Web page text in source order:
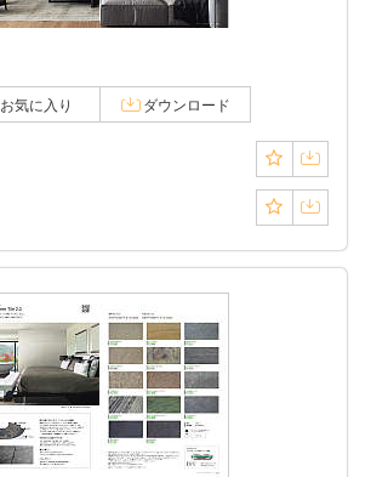
お気に入り ダウンロード